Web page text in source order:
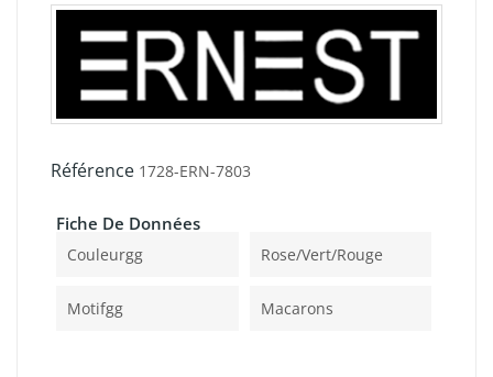
Référence 1728-ERN-7803
Fiche De Données
Couleurgg Rose/vert/rouge
Motifgg Macarons